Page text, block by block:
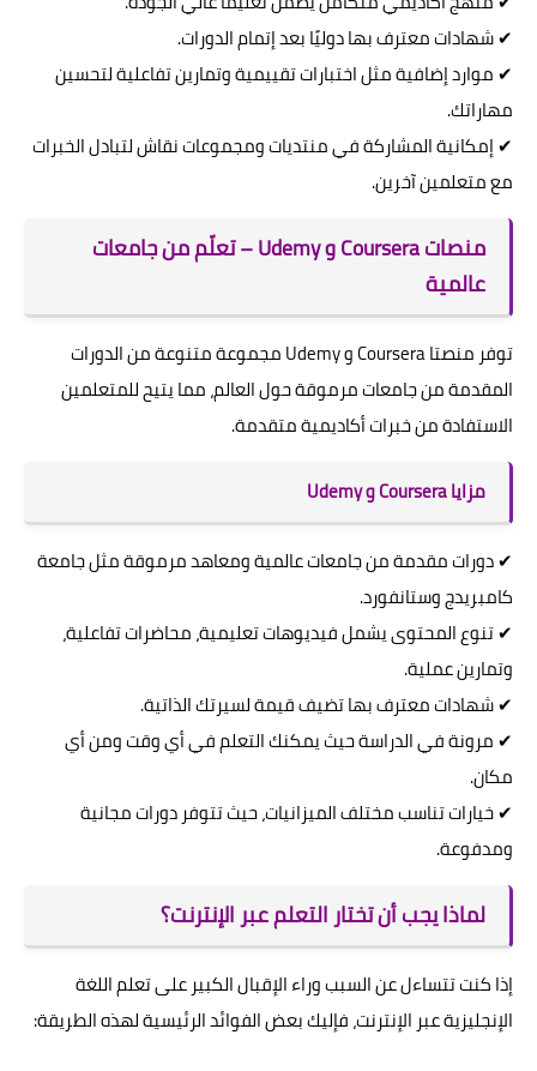
✔ شهادات معترف بها دوليًا بعد إتمام الدورات.
✔ موارد إضافية مثل اختبارات تقييمية وتمارين تفاعلية لتحسين
مهاراتك.
✔ إمكانية المشاركة في منتديات ومجموعات نقاش لتبادل الخبرات
مع متعلمين آخرين.
منصات Coursera و Udemy – تعلّم من جامعات
عالمية
توفر منصتا Coursera و Udemy مجموعة متنوعة من الدورات
المقدمة من جامعات مرموقة حول العالم، مما يتيح للمتعلمين
الاستفادة من خبرات أكاديمية متقدمة.
مزايا Coursera و Udemy
✔ دورات مقدمة من جامعات عالمية ومعاهد مرموقة مثل جامعة
كامبريدج وستانفورد.
✔ تنوع المحتوى يشمل فيديوهات تعليمية، محاضرات تفاعلية،
وتمارين عملية.
✔ شهادات معترف بها تضيف قيمة لسيرتك الذاتية.
✔ مرونة في الدراسة حيث يمكنك التعلم في أي وقت ومن أي
مكان.
✔ خيارات تناسب مختلف الميزانيات، حيث تتوفر دورات مجانية
ومدفوعة.
لماذا يجب أن تختار التعلم عبر الإنترنت؟
إذا كنت تتساءل عن السبب وراء الإقبال الكبير على تعلم اللغة
الإنجليزية عبر الإنترنت، فإليك بعض الفوائد الرئيسية لهذه الطريقة: